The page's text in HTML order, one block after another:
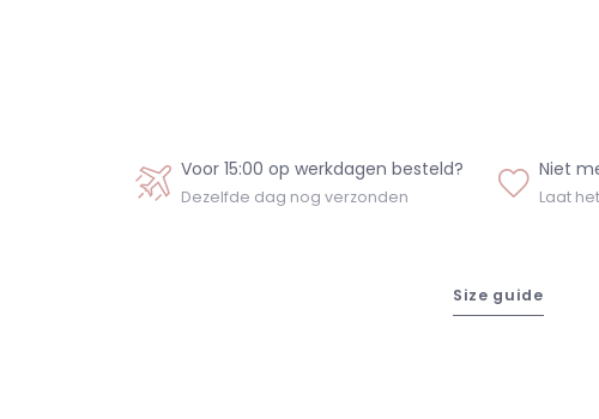
Voor 15:00 op werkdagen besteld?
Dezelfde dag nog verzonden
Niet
Laat
Size guide